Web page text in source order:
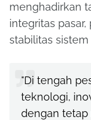
menghadirkan
integritas
stabilitas
"Di tengah
teknologi,
dengan tetap